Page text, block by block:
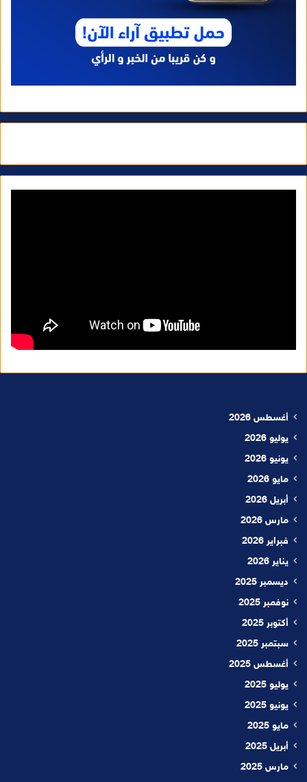
أغسطس 2026
يوليو 2026
يونيو 2026
مايو 2026
أبريل 2026
مارس 2026
فبراير 2026
يناير 2026
ديسمبر 2025
نوفمبر 2025
أكتوبر 2025
سبتمبر 2025
أغسطس 2025
يوليو 2025
يونيو 2025
مايو 2025
أبريل 2025
مارس 2025